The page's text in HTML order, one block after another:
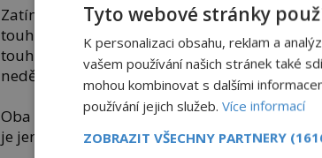
Zatímco Superman je takový mimozemský
touhou páchat dobré skutky, Batman je
touhou po pomstě. Je temnější, drsnější a
nedělá problém padouchy zabíjet a mrzačit.
Oba sice bojují proti zločinu, ale jejich
je jen otázkou času než se pokusí dát si
Tyto webové stránky
K personalizaci obsahu, reklam a
vašem používání našich stránek také
mohou kombinovat s dalšími
používání jejich služeb. Více informací
ZOBRAZIT VŠECHNY PARTNERY